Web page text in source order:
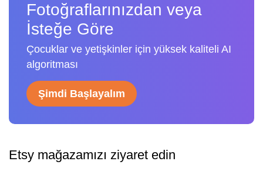
Fotoğraflarınızdan veya
İsteğe Göre
Çocuklar ve yetişkinler için yüksek kaliteli AI
algoritması
Şimdi Başlayalım
Etsy mağazamızı ziyaret edin